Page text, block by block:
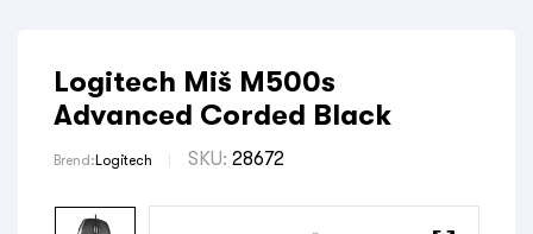
Logitech Miš M500s
Advanced Corded Black
Brend: Logitech SKU: 28672